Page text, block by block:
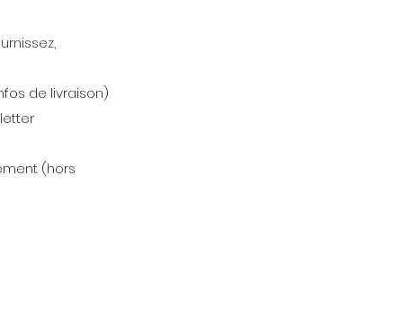
de livraison)
(hors